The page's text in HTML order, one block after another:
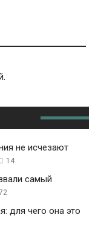
не исчезают
14
самый
для чего она это